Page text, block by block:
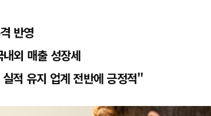
반영
외 매출 성장세
적 유지 업계 전반에 긍정적"